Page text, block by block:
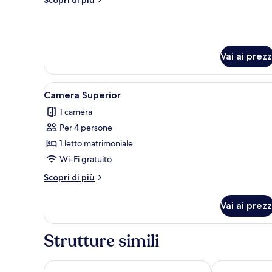
and
and
Residents
Only)
Vai ai
Apri
tutte
le
foto
per
Camera
Superior
Una camera d'albergo con
2
Camera Superior
1 camera
Per 4 persone
1 letto matrimoniale
Wi-Fi gratuito
Scopri di più
Altri
Superior
Vai ai
Strutture simili
Stella Di Mare Beach Hotel & Spa White Hills